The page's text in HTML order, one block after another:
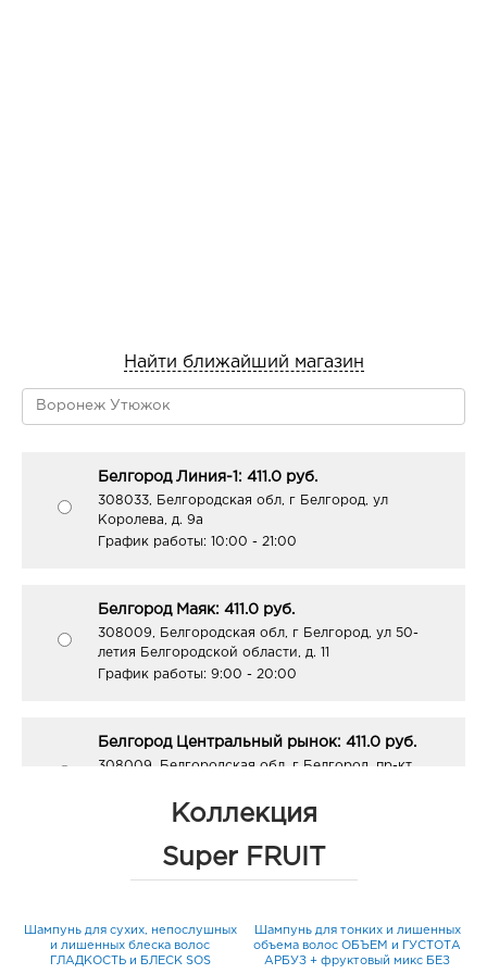
Найти ближайший магазин
Белгород Линия-1: 411.0 руб.
308033, Белгородская обл, г Белгород, ул
Королева, д. 9а
График работы: 10:00 - 21:00
Белгород Маяк: 411.0 руб.
308009, Белгородская обл, г Белгород, ул 50-
летия Белгородской области, д. 11
График работы: 9:00 - 20:00
Белгород Центральный рынок: 411.0 руб.
308009, Белгородская обл, г Белгород, пр-кт
График работы:9:00 - 21:00
График работы:
10:00 - 21:00
Коллекция
Super FRUIT
Шампунь для сухих, непослушных
и лишенных блеска волос
ГЛАДКОСТЬ и БЛЕСК SOS
Шампунь для тонких и лишенных
объема волос ОБЪЕМ и ГУСТОТА
АРБУЗ + фруктовый микс БЕЗ